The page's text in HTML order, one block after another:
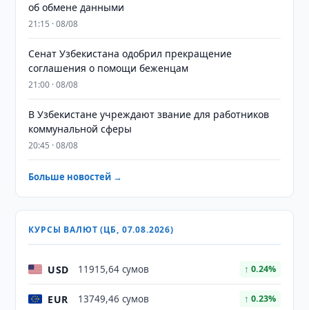
об обмене данными
21:15 · 08/08
Сенат Узбекистана одобрил прекращение
соглашения о помощи беженцам
21:00 · 08/08
В Узбекистане учреждают звание для работников
коммунальной сферы
20:45 · 08/08
Больше новостей →
КУРСЫ ВАЛЮТ (ЦБ, 07.08.2026)
USD 11915,64 сумов ↑ 0.24%
EUR 13749,46 сумов ↑ 0.23%